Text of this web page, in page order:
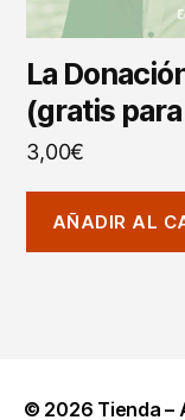
La
(gratis
3,00€
AÑADIR AL
© 2026 Tienda –